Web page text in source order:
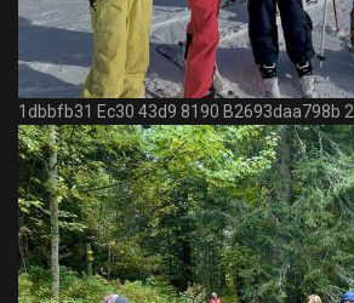
1dbbfb31 Ec30 43d9 8190 B2693daa798b 2